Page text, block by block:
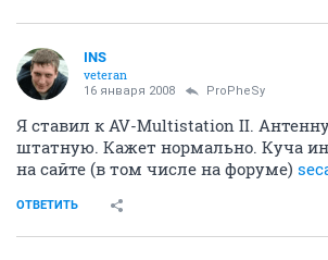
INS
veteran
16 января 2008 ProPheSy
Я ставил к AV-Multistation II.
штатную. Кажет нормально. Куча
на сайте (в том числе на форуме)
ОТВЕТИТЬ